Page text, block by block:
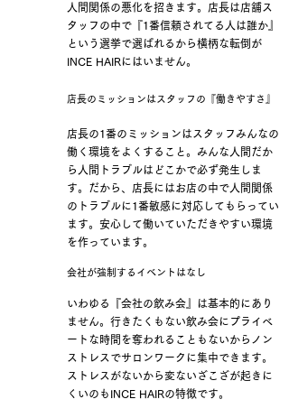
人間関係の悪化を招きます。店長は店舗ス
タッフの中で『1番信頼されてる人は誰か』
という選挙で選ばれるから横柄な転倒が
INCE HAIRにはいません。
店長のミッションはスタッフの『働きやすさ』
店長の1番のミッションはスタッフみんなの
働く環境をよくすること。 ​みんな人間だか
ら人間トラブルはどこかで必ず発生しま
す。だから、店長にはお店の中で人間関係
のトラブルに1番敏感に対応してもらってい
ます。安心して働いていただきやすい環境
を作っています。
会社が強制するイベントはなし
いわゆる『会社の飲み会』は基本的にあり
ません。行きたくもない飲み会にプライベ
ートな時間を奪われることもないからノン
ストレスでサロンワークに集中できます。
ストレスがないから変ないざこざが起きに
くいのもINCE HAIRの特徴です。